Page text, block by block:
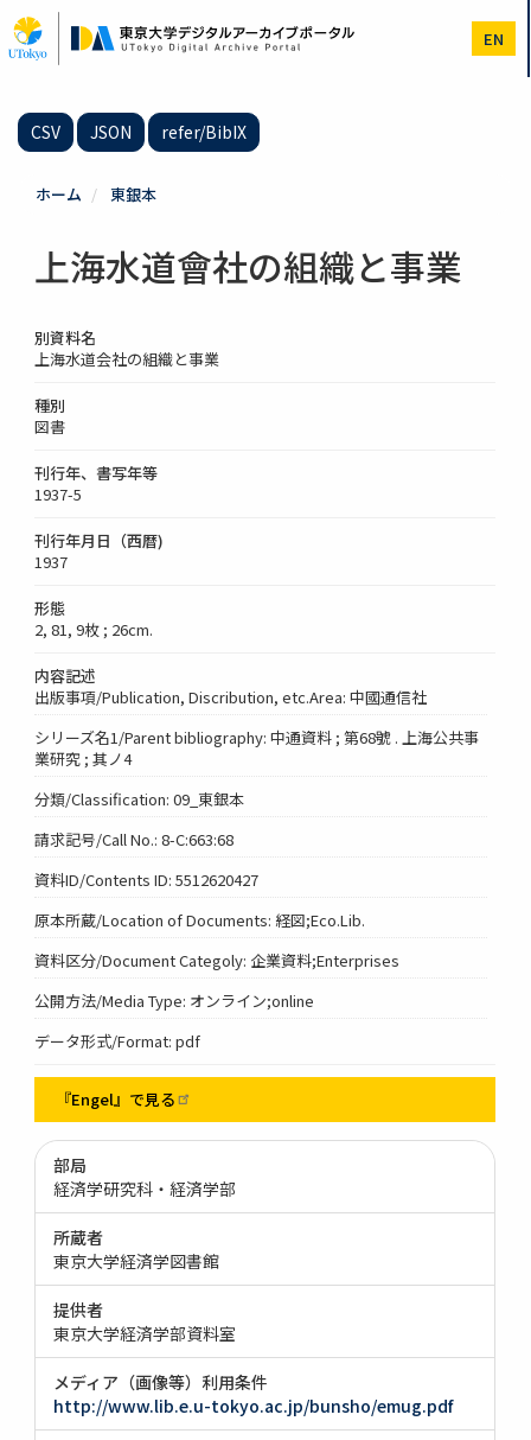
イ
ン
EN
CSV JSON refer/BibIX
ホーム 東銀本
上海水道會社の組織と事業
別資料名
上海水道会社の組織と事業
種別
図書
刊行年、書写年等
1937-5
刊行年月日（西暦)
1937
形態
2, 81, 9枚 ; 26cm.
内容記述
出版事項/Publication, Discribution, etc.Area: 中國通信社
シリーズ名1/Parent bibliography: 中通資料 ; 第68號 . 上海公共事
業研究 ; 其ノ4
分類/Classification: 09_東銀本
請求記号/Call No.: 8-C:663:68
資料ID/Contents ID: 5512620427
原本所蔵/Location of Documents: 経図;Eco.Lib.
資料区分/Document Categoly: 企業資料;Enterprises
公開方法/Media Type: オンライン;online
データ形式/Format: pdf
『Engel』で見る
部局
経済学研究科・経済学部
所蔵者
東京大学経済学図書館
提供者
東京大学経済学部資料室
メディア（画像等）利用条件
http://www.lib.e.u-tokyo.ac.jp/bunsho/emug.pdf